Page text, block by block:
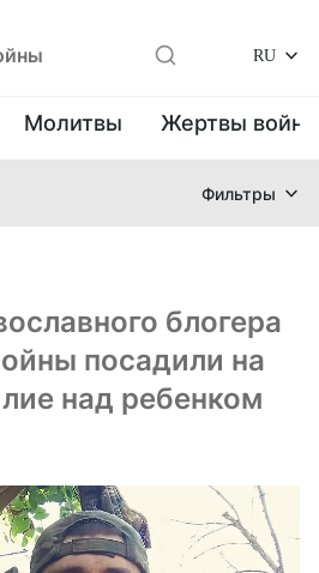
RU
Молитвы Жертвы
Фильтры
блогера
посадили на
над ребенком